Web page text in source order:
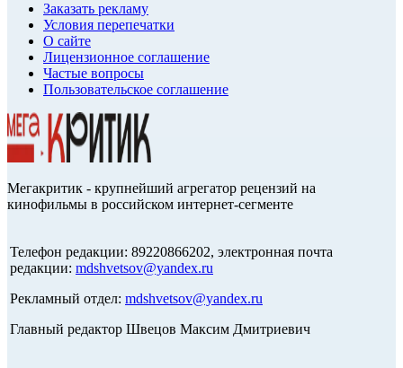
Заказать рекламу
Условия перепечатки
О сайте
Лицензионное соглашение
Частые вопросы
Пользовательское соглашение
Мегакритик - крупнейший агрегатор рецензий на
кинофильмы в российском интернет-сегменте
Телефон редакции: 89220866202, электронная почта
редакции: mdshvetsov@yandex.ru
Рекламный отдел: mdshvetsov@yandex.ru
Главный редактор Швецов Максим Дмитриевич